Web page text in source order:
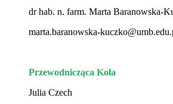
dr hab. n. farm. Marta Baranowska-
marta.baranowska-
Przewodnicząca Koła
Julia Czech